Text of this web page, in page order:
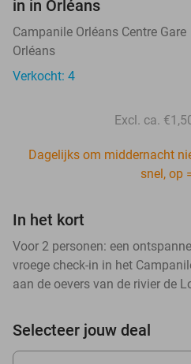
in in Orléans
Campanile Orléans Centre Gare
Orléans
Verkocht: 4
Excl. ca.
Dagelijks om middernacht
snel, op
In het kort
Voor 2 personen: een
vroege check-in in het
aan de oevers van de rivier de
Selecteer jouw deal